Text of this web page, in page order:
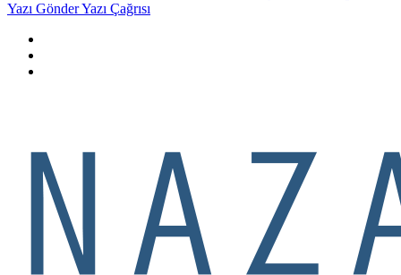
Yazı GönderYazı Çağrısı